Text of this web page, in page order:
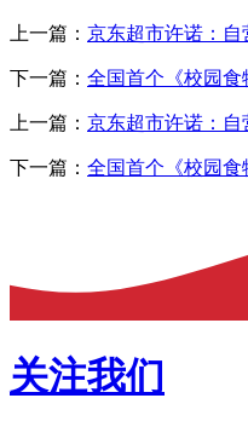
上一篇： 京东超市许诺：
下一篇： 全国首个《校园
上一篇： 京东超市许诺：
下一篇： 全国首个《校园
关注我们